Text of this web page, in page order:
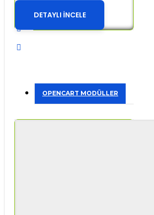
DETAYLI İNCELE
OPENCART MODÜLLER